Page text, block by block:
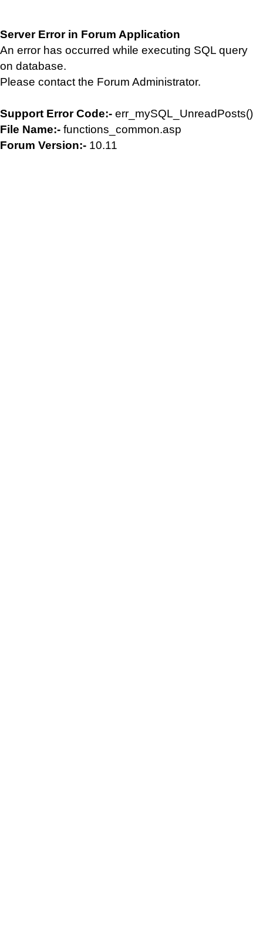
Server Error in Forum Application
An error has occurred while executing SQL query
on database.
Please contact the Forum Administrator.
Support Error Code:- err_mySQL_UnreadPosts()
File Name:- functions_common.asp
Forum Version:- 10.11